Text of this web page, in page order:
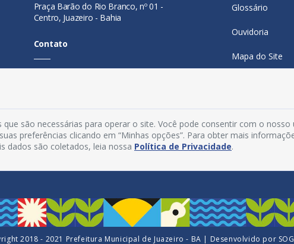
Praça Barão do Rio Branco, nº 01 -
Centro, Juazeiro - Bahia
Contato
Horário De Funcionamento
Segunda a sexta-feira, das 08h às
Glossário
Ouvidoria
Mapa do Site
Política de
Acesso Interno
2018 - 2021 Prefeitura Municipal de Juazeiro - BA | Desenvolvido por
são necessárias para operar o site. Você pode consentir com o nosso
preferências clicando em “Minhas opções”. Para obter mais
dados são coletados, leia nossa Política de Privacidade.